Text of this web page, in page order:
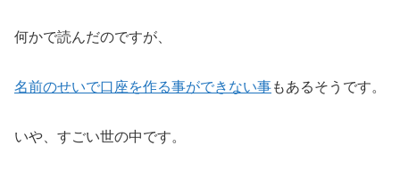
何かで読んだのですが、
名前のせいで口座を作る事ができない事もあるそうです。
いや、すごい世の中です。